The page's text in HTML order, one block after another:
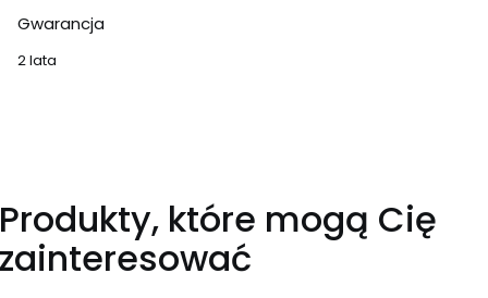
Gwarancja
2 lata
Produkty, które mogą Cię
zainteresować